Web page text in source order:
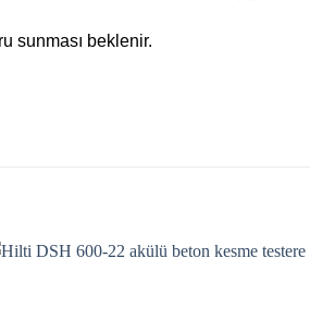
sunması beklenir.